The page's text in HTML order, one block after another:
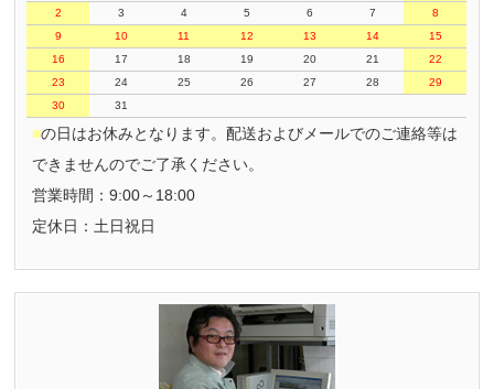
2
3 4 5 6 7
8
9
10 11 12 13 14
15
16
17 18 19 20 21
22
23
24 25 26 27 28
29
30
31
■の日はお休みとなります。配送およびメールでのご連絡等は
できませんのでご了承ください。
営業時間：9:00～18:00
定休日：土日祝日